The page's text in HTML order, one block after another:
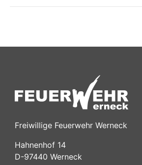
Freiwillige Feuerwehr Werneck
Hahnenhof 14
D-97440 Werneck